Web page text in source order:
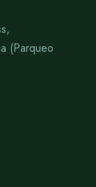
(Parqueo